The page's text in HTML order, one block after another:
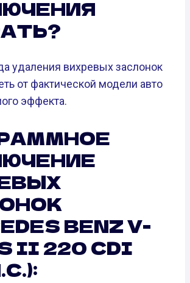
удаления вихревых заслонок
от фактической модели авто
эффекта.
BENZ V-
II 220 CDI